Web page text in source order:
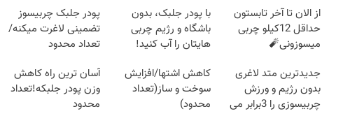
از الان تا آخر تابستون
حداقل 12کیلو چربی
میسوزونی🧨
با پودر جلبک، بدون
باشگاه و رژیم چربی
هایتان را آب کنید!
پودر جلبک چربیسوز
تضمینی لاغرت میکنه/
تعداد محدود
جدیدترین متد لاغری
بدون رژیم و ورزش
چربیسوزی را 3برابر می
کاهش اشتها/افزایش
سوخت و ساز(تعداد
محدود)
آسان ترین راه کاهش
وزن پودر جلبکه!تعداد
محدود